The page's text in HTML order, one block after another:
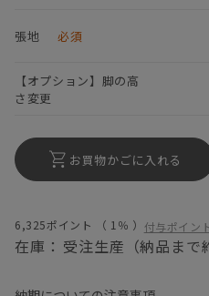
6,325ポイント （ 1％ ） 付与ポイン
在庫： 受注生産（納品まで
張地 必須
【オプション】脚の高
さ変更
お買物かごに入れる